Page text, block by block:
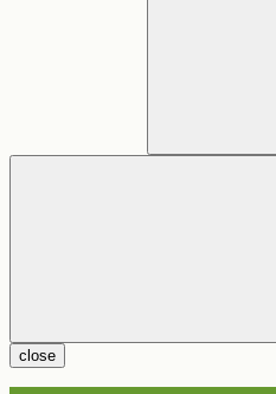
close